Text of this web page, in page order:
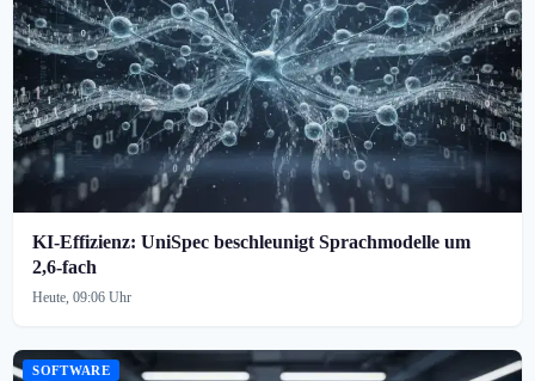
KI-Effizienz: UniSpec beschleunigt Sprachmodelle um
2,6-fach
Heute, 09:06 Uhr
SOFTWARE